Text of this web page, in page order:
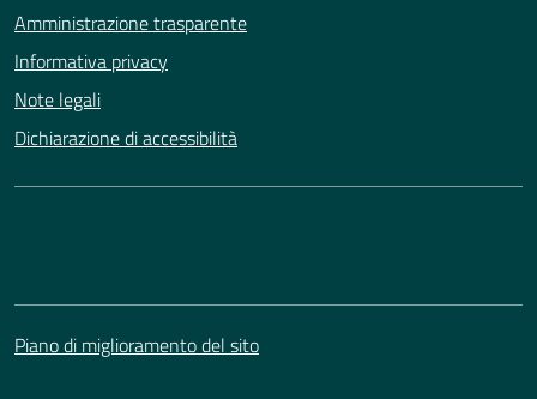
Amministrazione trasparente
Informativa privacy
Note legali
Dichiarazione di accessibilità
Piano di miglioramento del sito